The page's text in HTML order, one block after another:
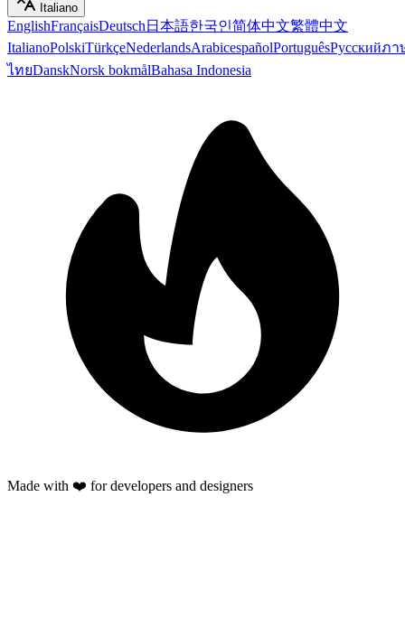
Italiano
EnglishFrançaisDeutsch 日本語한국인简体中文繁體中文
ItalianoPolskiTürkçeNederlandsArabicespañolPortuguêsРусскийภา
ไทยDanskNorsk bokmålBahasa Indonesia
Made with ❤️ for developers and designers